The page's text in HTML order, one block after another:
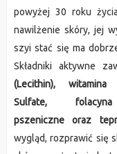
powyżej 30 roku
nawilżenie skóry, jej
szyi stać się ma
Składniki aktywne
(Lecithin),
Sulfate,
pszeniczne oraz
wygląd, rozprawić się